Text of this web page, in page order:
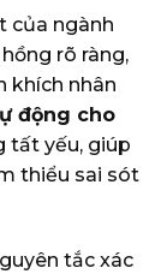
của ngành
rõ ràng,
khích nhân
động cho
tất yếu, giúp
thiểu sai sót
tắc xác